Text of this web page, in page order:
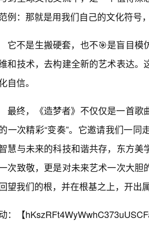
例：那就是用我们自己的文化符号
它不是生搬硬套，也不🎯是盲目
和技术，去构建全新的艺术表达
自信。
最终，《造梦者》不仅仅是一首歌
一次精彩“变奏”。它邀请我们一
慧与未来的科技和谐共存，东方
次致敬，更是对未来艺术一次大
望我们的根，并在根基之上，开出
：【